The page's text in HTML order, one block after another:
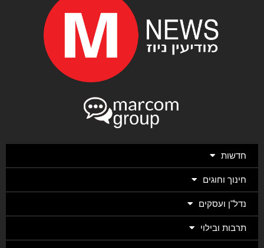
חדשות
חינוך וחוגים
נדל"ן ועסקים
תרבות ובילוי